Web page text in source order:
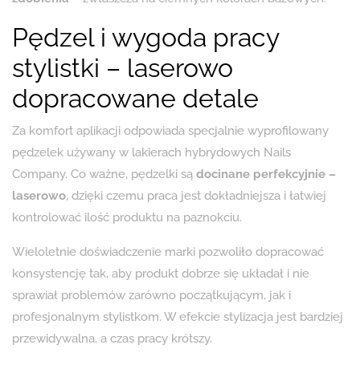
Pędzel i wygoda pracy
stylistki – laserowo
dopracowane detale
Za komfort aplikacji odpowiada specjalnie wyprofilowany
pędzelek używany w lakierach hybrydowych Nails
Company. Co ważne, pędzelki są docinane perfekcyjnie –
laserowo, dzięki czemu praca jest dokładniejsza i łatwiej
kontrolować ilość produktu na paznokciu.
Wieloletnie doświadczenie marki pozwoliło dopracować
konsystencję tak, aby produkt dobrze się układał i nie
sprawiał problemów zarówno początkującym, jak i
profesjonalnym stylistkom. W efekcie stylizacja jest bardziej
przewidywalna, a czas pracy krótszy.